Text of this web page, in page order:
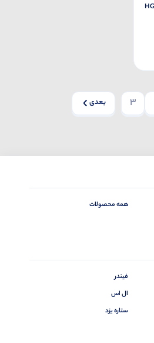
3 بعدی
همه محصولات
فیندر
ال اس
ستاره یزد